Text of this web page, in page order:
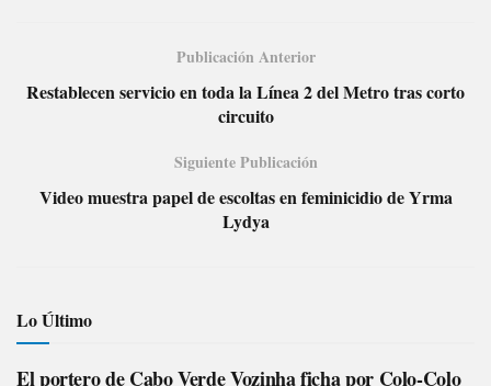
Publicación Anterior
Restablecen servicio en toda la Línea 2 del Metro tras corto
circuito
Siguiente Publicación
Video muestra papel de escoltas en feminicidio de Yrma
Lydya
Lo Último
El portero de Cabo Verde Vozinha ficha por Colo-Colo